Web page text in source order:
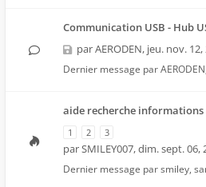
Communication USB - Hub
parAERODEN, jeu. nov. 12,
Dernier message parAERODEN
aide recherche informations
1 2 3
parSMILEY007,dim. sept. 06,
Dernier message parsmiley,